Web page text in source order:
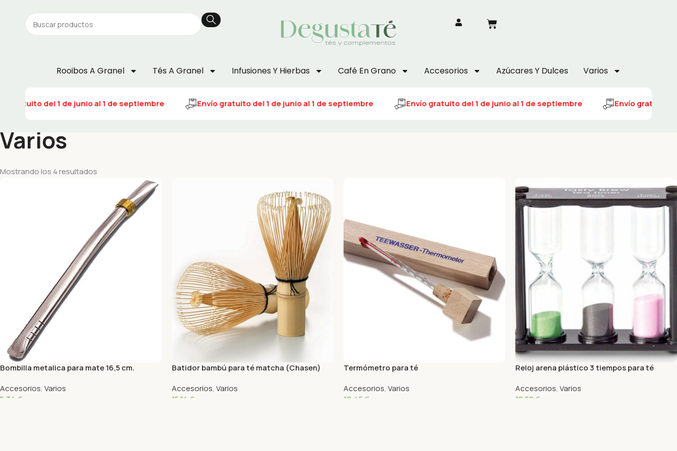
Rooibos A Granel Tés A Granel Infusiones Y Hierbas Café En Grano Accesorios Azúcares Y Dulces Varios
gratuito del 1 de junio al 1 de septiembre Envío gratuito del 1 de junio al 1 de septiembre Envío gratuito del 1 de junio al 1 de septiembre Envío gratuito
Varios
Mostrando los 4 resultados
Bombilla metalica para mate 16,5 cm.
Accesorios, Varios
5,34 €
Batidor bambú para té matcha (Chasen)
Accesorios, Varios
15,14 €
Termómetro para té
Accesorios, Varios
10,45 €
Reloj arena plástico 3 tiempos para té
Accesorios, Varios
12,52 €